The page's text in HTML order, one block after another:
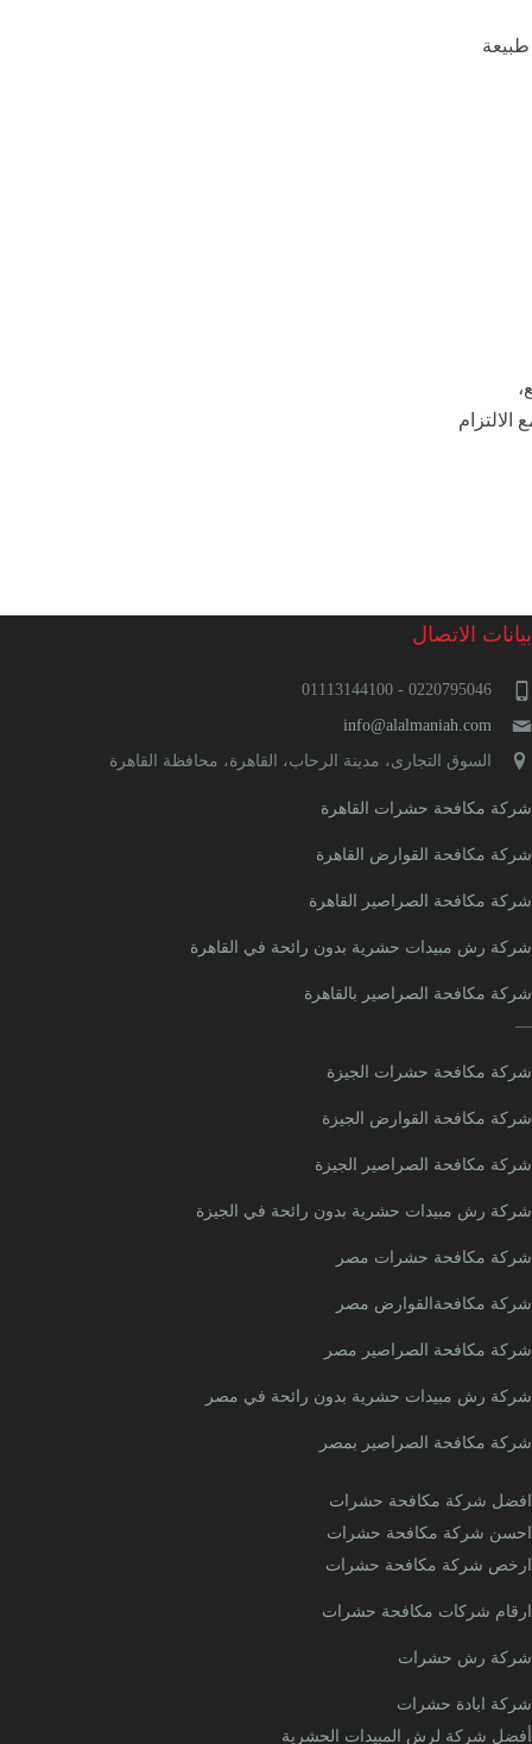
طبيعة
بيانات الاتصال
0220795046 - 01113144100
info@alalmaniah.com
السوق التجارى، مدينة الرحاب، القاهرة، محافظة القاهرة‬
شركة مكافحة حشرات القاهرة
شركة مكافحة القوارض القاهرة
شركة مكافحة الصراصير القاهرة
شركة رش مبيدات حشرية بدون رائحة في القاهرة
شركة مكافحة الصراصير بالقاهرة
—
شركة مكافحة حشرات الجيزة
شركة مكافحة القوارض الجيزة
شركة مكافحة الصراصير الجيزة
شركة رش مبيدات حشرية بدون رائحة في الجيزة
شركة مكافحة حشرات مصر
شركة مكافحةالقوارض مصر
شركة مكافحة الصراصير مصر
شركة رش مبيدات حشرية بدون رائحة في مصر
شركة مكافحة الصراصير بمصر
افضل شركة مكافحة حشرات
احسن شركة مكافحة حشرات
ارخص شركة مكافحة حشرات
ارقام شركات مكافحة حشرات
شركة رش حشرات
شركة ابادة حشرات
أفضل شركة لرش المبيدات الحشرية